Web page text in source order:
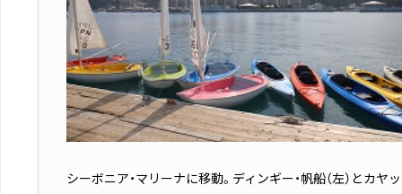
シーボニア・マリーナに移動。ディンギー・帆船（左）とカヤッ